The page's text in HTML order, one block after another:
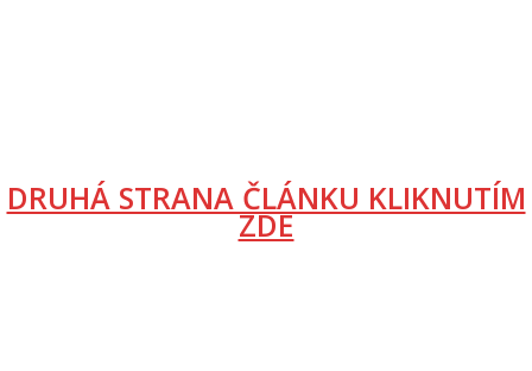
DRUHÁ STRANA ČLÁNKU KLIKNUTÍM
ZDE